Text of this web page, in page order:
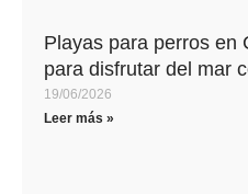
Playas para perros en
para disfrutar del mar
19/06/2026
Leer más »